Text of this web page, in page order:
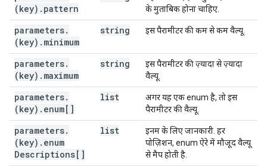
"deprecated" boolean
,
"format"
string
,
"pattern": string
,
"minimum"
"maximum": string
,
"enum": [
],
"enumDescriptions": [
],
"enumDeprecated": [
boolean
],
(key) . pattern
के मुताबिक होना चाहिए.
parameters.
(key) . minimum
string इस पैरामीटर की कम से कम वैल्यू.
parameters.
(key) . maximum
string
इस पैरामीटर की ज़्यादा से ज़्यादा
वैल्यू.
parameters.
(key) . enum[]
list
अगर यह एक enum है, तो इस
पैरामीटर की वैल्यू.
parameters.
(key) . enum
Descriptions[]
list
इनम के लिए जानकारी. हर
पोज़िशन, enum ऐरे में मौजूद वैल्यू
से मैप होती है.